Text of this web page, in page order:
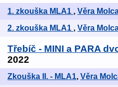
1. zkouška MLA1 , Věra
2. zkouška MLA1 , Věra
Třebíč - MINI a PARA
2022
Zkouška II. - MLA1, Věra